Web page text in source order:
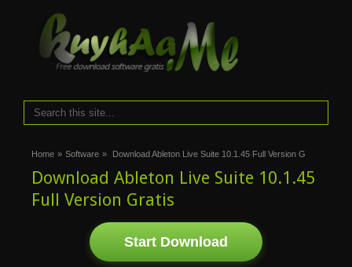
Home » Software » Download Ableton Live Suite 10.1.45 Full Version G
Download Ableton Live Suite 10.1.45
Full Version Gratis
Start Download